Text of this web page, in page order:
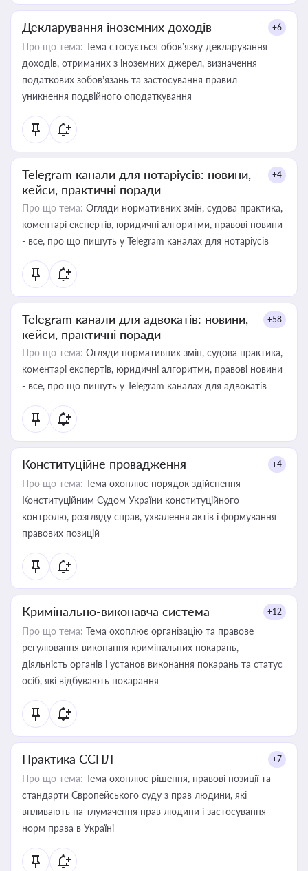
Декларування іноземних доходів +6
Про що тема: Тема стосується обов’язку декларування
доходів, отриманих з іноземних джерел, визначення
податкових зобов’язань та застосування правил
уникнення подвійного оподаткування
Telegram канали для нотаріусів: новини,
кейси, практичні поради
+4
Про що тема: Огляди нормативних змін, судова практика,
коментарі експертів, юридичні алгоритми, правові новини
- все, про що пишуть у Telegram каналах для нотаріусів
Telegram канали для адвокатів: новини,
кейси, практичні поради
+58
Про що тема: Огляди нормативних змін, судова практика,
коментарі експертів, юридичні алгоритми, правові новини
- все, про що пишуть у Telegram каналах для адвокатів
Конституційне провадження +4
Про що тема: Тема охоплює порядок здійснення
Конституційним Судом України конституційного
контролю, розгляду справ, ухвалення актів і формування
правових позицій
Кримінально-виконавча система +12
Про що тема: Тема охоплює організацію та правове
регулювання виконання кримінальних покарань,
діяльність органів і установ виконання покарань та статус
осіб, які відбувають покарання
Практика ЄСПЛ +7
Про що тема: Тема охоплює рішення, правові позиції та
стандарти Європейського суду з прав людини, які
впливають на тлумачення прав людини і застосування
норм права в Україні